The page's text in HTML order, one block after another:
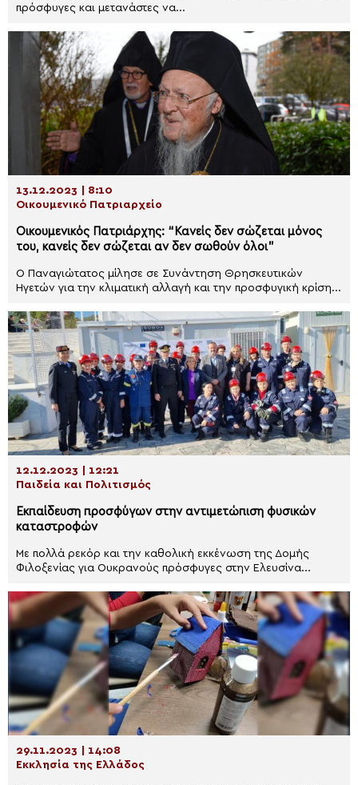
πρόσφυγες και μετανάστες να...
13.12.2023 | 8:10
Οικουμενικό Πατριαρχείο
Οικουμενικός Πατριάρχης: “Κανείς δεν σώζεται μόνος
του, κανείς δεν σώζεται αν δεν σωθούν όλοι”
Ο Παναγιώτατος μίλησε σε Συνάντηση Θρησκευτικών
Ηγετών για την κλιματική αλλαγή και την προσφυγική κρίση...
12.12.2023 | 12:21
Παιδεία και Πολιτισμός
Εκπαίδευση προσφύγων στην αντιμετώπιση φυσικών
καταστροφών
Με πολλά ρεκόρ και την καθολική εκκένωση της Δομής
Φιλοξενίας για Ουκρανούς πρόσφυγες στην Ελευσίνα...
29.11.2023 | 14:08
Εκκλησία της Ελλάδος